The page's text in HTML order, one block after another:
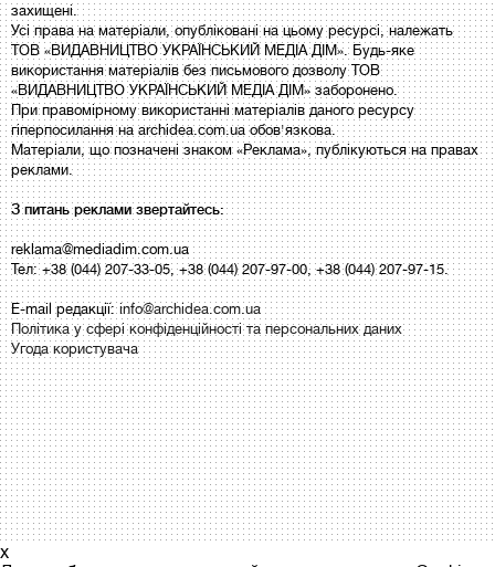
захищені.
Усі права на матеріали, опубліковані на цьому ресурсі, належать
ТОВ «ВИДАВНИЦТВО УКРАЇНСЬКИЙ МЕДІА ДІМ». Будь-яке
використання матеріалів без письмового дозволу ТОВ
«ВИДАВНИЦТВО УКРАЇНСЬКИЙ МЕДІА ДІМ» заборонено.
При правомірному використанні матеріалів даного ресурсу
гіперпосилання на archidea.com.ua обов'язкова.
Матеріали, що позначені знаком «Реклама», публікуються на правах
реклами.
З питань реклами звертайтесь:
reklama@mediadim.com.ua
Тел: +38 (044) 207-33-05, +38 (044) 207-97-00, +38 (044) 207-97-15.
E-mail редакції:info@archidea.com.ua
Політика у сфері конфіденційності та персональних даних
Угода користувача
x